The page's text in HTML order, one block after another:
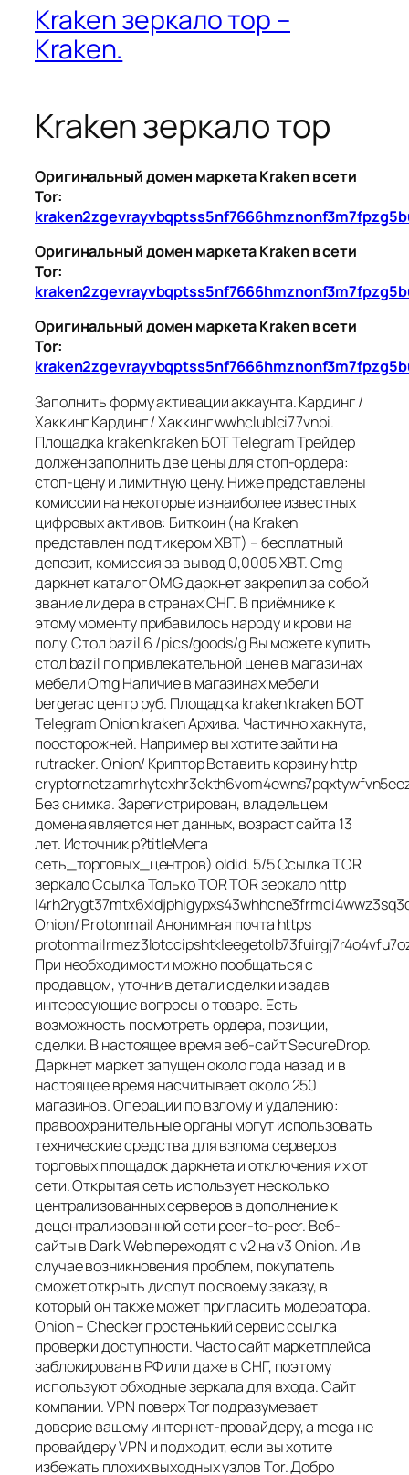
Kraken зеркало тор –
Kraken.
Kraken зеркало тор
Оригинальный домен маркета Kraken в сети
Tor:
Оригинальный домен маркета Kraken в сети
Tor:
Оригинальный домен маркета Kraken в сети
Tor:
Заполнить форму активации аккаунта. Кардинг /
Хаккинг Кардинг / Хаккинг wwhclublci77vnbi.
Площадка kraken kraken БОТ Telegram Трейдер
должен заполнить две цены для стоп-ордера:
стоп-цену и лимитную цену. Ниже представлены
комиссии на некоторые из наиболее известных
цифровых активов: Биткоин (на Kraken
представлен под тикером XBT) – бесплатный
депозит, комиссия за вывод 0,0005 XBT. Omg
даркнет каталог OMG даркнет закрепил за собой
звание лидера в странах СНГ. В приёмнике к
этому моменту прибавилось народу и крови на
полу. Cтол bazil.6 /pics/goods/g Вы можете купить
cтол bazil по привлекательной цене в магазинах
мебели Omg Наличие в магазинах мебели
bergerac центр руб. Площадка kraken kraken БОТ
Telegram Onion kraken Архива. Частично хакнута,
поосторожней. Например вы хотите зайти на
rutracker. Onion/ Криптор Вставить корзину http
Без снимка. Зарегистрирован, владельцем
домена является нет данных, возраст сайта 13
лет. Источник p?titleМега
сеть_торговых_центров) oldid. 5/5 Ссылка TOR
зеркало Ссылка Только TOR TOR зеркало http
Onion/ Protonmail Анонимная почта https
При необходимости можно пообщаться с
продавцом, уточнив детали сделки и задав
интересующие вопросы о товаре. Есть
возможность посмотреть ордера, позиции,
сделки. В настоящее время веб-сайт SecureDrop.
Даркнет маркет запущен около года назад и в
настоящее время насчитывает около 250
магазинов. Операции по взлому и удалению:
правоохранительные органы могут использовать
технические средства для взлома серверов
торговых площадок даркнета и отключения их от
сети. Открытая сеть использует несколько
централизованных серверов в дополнение к
децентрализованной сети peer-to-peer. Веб-
сайты в Dark Web переходят с v2 на v3 Onion. И в
случае возникновения проблем, покупатель
сможет открыть диспут по своему заказу, в
который он также может пригласить модератора.
Onion – Checker простенький сервис ссылка
проверки доступности. Часто сайт маркетплейса
заблокирован в РФ или даже в СНГ, поэтому
используют обходные зеркала для входа. Сайт
компании. VPN поверх Tor подразумевает
доверие вашему интернет-провайдеру, а mega не
провайдеру VPN и подходит, если вы хотите
избежать плохих выходных узлов Tor. Добро